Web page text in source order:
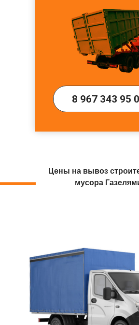
8 967 343 95
Цены на вывоз
мусора